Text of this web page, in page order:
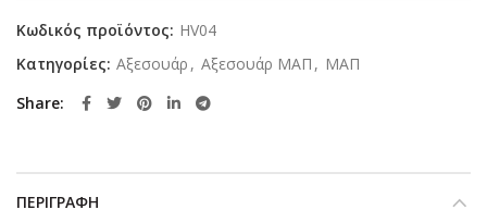
Κωδικός προϊόντος: HV04
Κατηγορίες: Αξεσουάρ , Αξεσουάρ ΜΑΠ , ΜΑΠ
Share
ΠΕΡΙΓΡΑΦΉ